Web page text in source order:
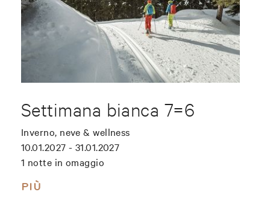
Settimana bianca 7=6
Inverno, neve & wellness
10.01.2027 - 31.01.2027
1 notte in omaggio
PIÙ